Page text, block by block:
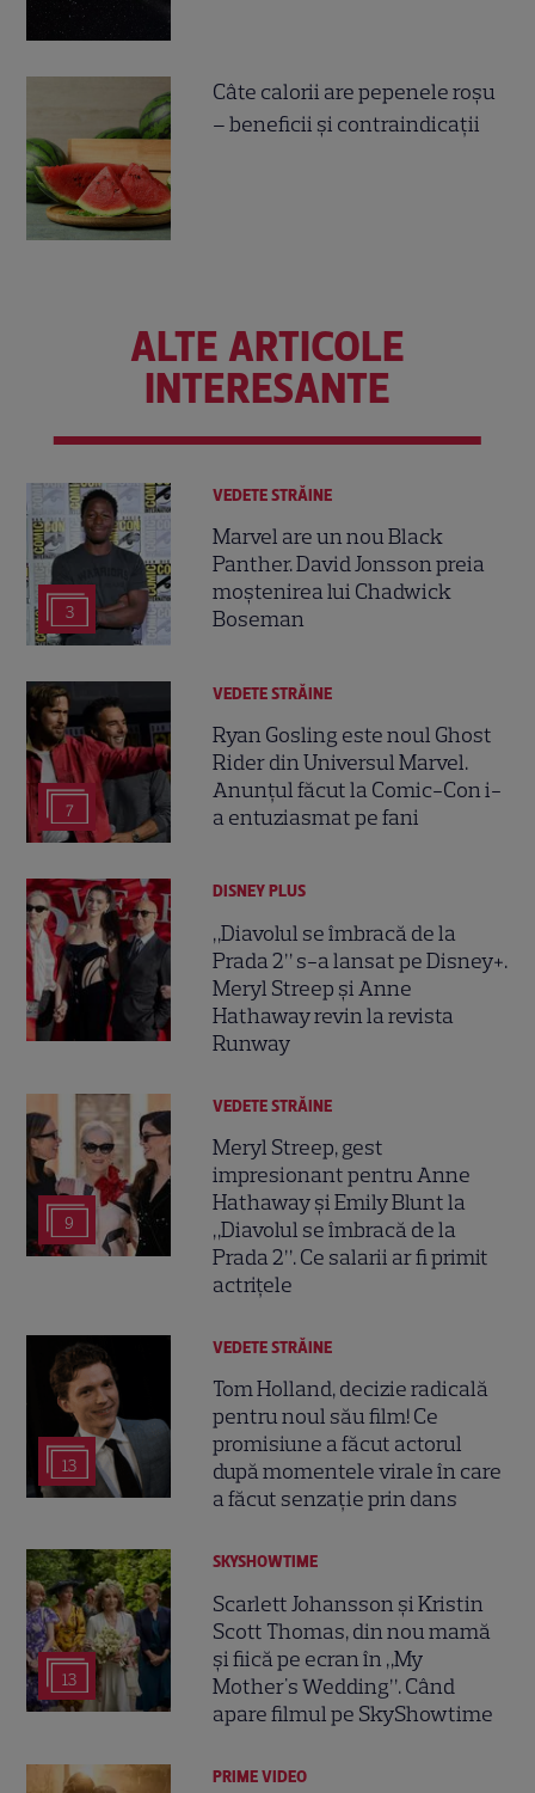
Câte calorii are pepenele roșu
– beneficii și contraindicații
ALTE ARTICOLE
INTERESANTE
3
VEDETE STRĂINE
Marvel are un nou Black
Panther. David Jonsson preia
moștenirea lui Chadwick
Boseman
7
VEDETE STRĂINE
Ryan Gosling este noul Ghost
Rider din Universul Marvel.
Anunțul făcut la Comic-Con i-
a entuziasmat pe fani
DISNEY PLUS
„Diavolul se îmbracă de la
Prada 2” s-a lansat pe Disney+.
Meryl Streep și Anne
Hathaway revin la revista
Runway
9
VEDETE STRĂINE
Meryl Streep, gest
impresionant pentru Anne
Hathaway și Emily Blunt la
„Diavolul se îmbracă de la
Prada 2”. Ce salarii ar fi primit
actrițele
13
VEDETE STRĂINE
Tom Holland, decizie radicală
pentru noul său film! Ce
promisiune a făcut actorul
după momentele virale în care
a făcut senzație prin dans
13
SKYSHOWTIME
Scarlett Johansson și Kristin
Scott Thomas, din nou mamă
și fiică pe ecran în „My
Mother's Wedding”. Când
apare filmul pe SkyShowtime
PRIME VIDEO